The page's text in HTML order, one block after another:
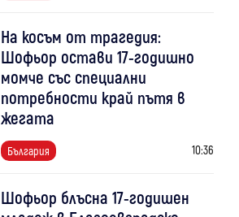
На косъм от трагедия:
Шофьор остави 17-годишно
момче със специални
потребности край пътя в
жегата
България 10:36
Шофьор блъсна 17-годишен